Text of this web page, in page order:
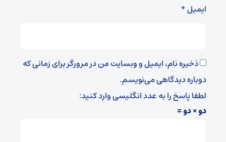
ایمیل*
ذخیره نام، ایمیل و وبسایت من در مرورگر برای زمانی که
دوباره دیدگاهی می‌نویسم.
لطفا پاسخ را به عدد انگلیسی وارد کنید:
دو × دو =